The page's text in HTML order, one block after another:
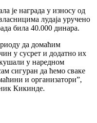
је награда у износу од
лудаја уручено
била 40.000 динара.
да домаћим
у сусрет и додатно их
у наредном
сигуран да ћемо сваке
и организатори”,
Кикинде.